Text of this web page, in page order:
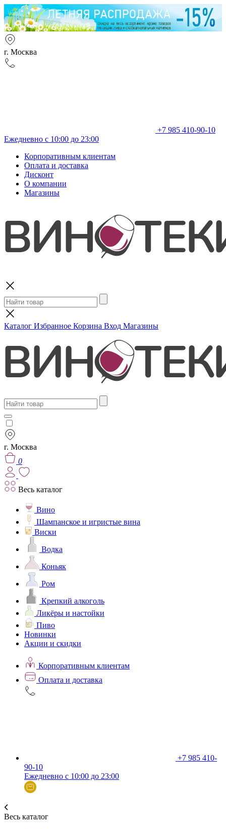
г. Москва
+7 985 410-90-10
Ежедневно с 10:00 до 23:00
Корпоративным клиентам
Оплата и доставка
Дисконт
О компании
Магазины
Каталог Избранное Корзина Вход Магазины
г. Москва
0
Весь каталог
Вино
Шампанское и игристые вина
Виски
Водка
Коньяк
Ром
Крепкий алкоголь
Ликёры и настойки
Пиво
Новинки
Акции и скидки
Корпоративным клиентам
Оплата и доставка
+7 985 410-
90-10
Ежедневно с 10:00 до 23:00
Весь каталог